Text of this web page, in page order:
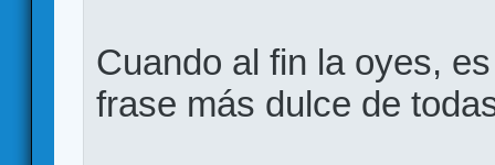
Cuando al fin la oyes,
frase más dulce de